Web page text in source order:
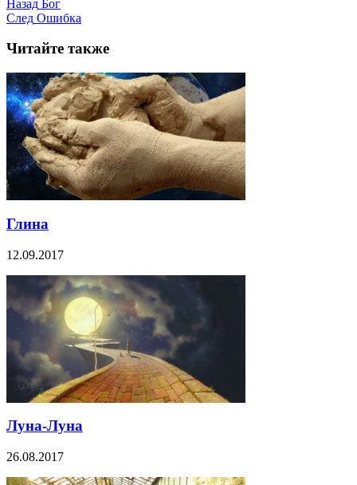
Назад Бог
След Ошибка
Читайте также
Глина
12.09.2017
Луна-Луна
26.08.2017